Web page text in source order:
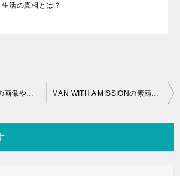
活の真相とは？
小林明子の夫や長男の画像や仕事って？現在の歌手活動とは？ MAN WITH A MISSIONの素顔の画像は流出している？顔を隠す理由が衝撃の？